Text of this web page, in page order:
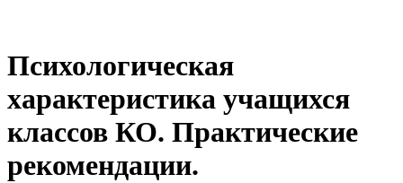
Психологическая
характеристика учащихся
классов КО. Практические
рекомендации.